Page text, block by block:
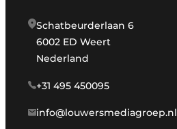
Schatbeurderlaan 6
6002 ED Weert
Nederland
+31 495 450095
info@louwersmediagroep.nl